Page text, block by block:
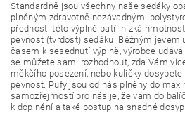
Standardně jsou všechny naše sedáky
plněným zdravotně nezávadnými
přednosti této výplně patří nízká
pevnost (tvrdost) sedáku. Běžným jevem
časem k sesednutí výplně, výrobce
se můžete sami rozhodnout, zda Vám
měkčího posezení, nebo kuličky
pevnost. Pufy jsou od nás plněny do
samozřejmostí pro nás je, že vám do
k doplnění a také postup na snadné